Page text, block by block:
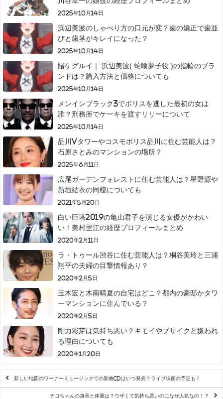
2025年10月14日
浜辺美波のしゃべり方の口元が変？歯の矯正で歯並
びと歯茎がキレイになった？
2025年10月14日
賭ケグルイ｜ 浜辺美波( 蛇喰夢子役 )の指輪のブラ
ンドは？購入方法と価格についても
2025年10月14日
メンインブラック3でボリスを逃した最初の女は
誰？刑務所でケーキを渡すリリーについて
2025年10月14日
品川Vタワーやコスモポリス品川に住む芸能人は？
石原さとみのマンションの場所？
2025年6月11日
広尾ガーデンフォレストに住む芸能人は？星野源や
新垣結衣の同棲についても
2021年5月20日
白い巨塔2019の亀山君子を演じる女優がかわい
い！美村里江の経歴プロフィールまとめ
2020年2月11日
ラ・トゥール渋谷に住む芸能人は？桐谷美玲と三浦
翔平の夫婦の目撃情報あり？
2020年2月5日
玉木宏と木南晴夏の自宅はどこ？都内の豪邸かタワ
ーマンションに住んでいる？
2020年2月5日
剛力彩芽は気持ち悪い？キモイやブサイクと嫌われ
る理由についても
2020年1月20日
新しい地図のワーナーミュージックでの新曲CDはいつ発売？ライブ映画の予定も！
チコちゃんの身長と体重は？ウザくて気持ち悪いのになぜ人気なの！？